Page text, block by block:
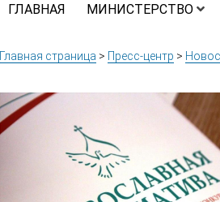
ГЛАВНАЯ МИНИСТЕРСТВО
Главная страница > Пресс-центр >